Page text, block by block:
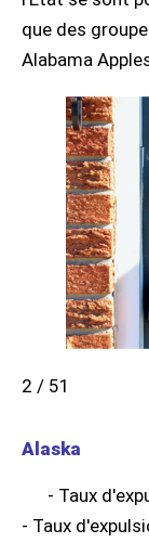
que des
Alabama
2 / 51
Alaska
- Taux
- Taux